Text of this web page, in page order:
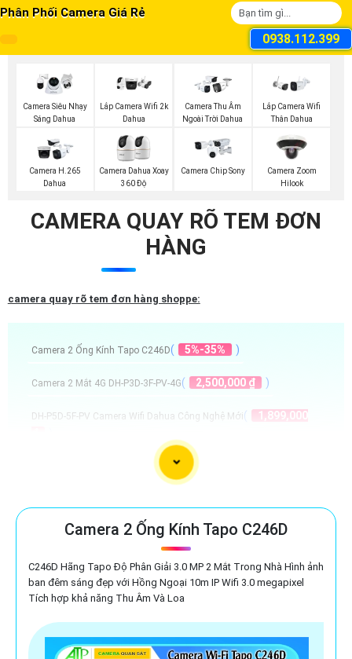
Phân Phối Camera Giá Rẻ
0938.112.399
Camera Siêu Nhạy
Sáng Dahua
Lắp Camera Wifi 2k
Dahua
Camera Thu Âm
Ngoài Trời Dahua
Lắp Camera Wifi
Thân Dahua
Camera H.265
Dahua
Camera Dahua Xoay
360 Độ
Camera Chip Sony
Camera Zoom
Hilook
CAMERA QUAY RÕ TEM ĐƠN
HÀNG
camera quay rõ tem đơn hàng shoppe:
Camera 2 Ống Kính Tapo C246D( 5%-35% )
Camera 2 Mắt 4G DH-P3D-3F-PV-4G( 2,500,000 ₫ )
DH-P5D-5F-PV Camera Wifi Dahua Công Nghệ Mới(
1,899,000
Camera DH-P3D-3F-PV Giá Rẻ ( 1,799,000 ₫
Camera Quay Rõ Tem Đơn Hàng
Camera 2 Ống Kính Tapo C246D
C246D Hãng Tapo Độ Phân Giải 3.0 MP 2 Mắt Trong Nhà Hình ảnh
ban đêm sáng đẹp với Hồng Ngoại 10m IP Wifi 3.0 megapixel
Tích hợp khả năng Thu Âm Và Loa